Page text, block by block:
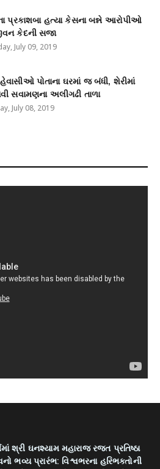
પ્રકાશબા હત્યા કેસના બન્ને આરોપીઓ
કેદની સજા
July 09, 2019
પોતાના ઘરમાં જ બંધી, શેરીમાં
સવામણના અલીગઢી તાળા
July 08, 2019
શ્રી ઘનશ્યામ મહારાજ રજત પ્રતિષ્ઠા
ભવ્ય પ્રારંભ: વિશ્વભરના હરિભક્તોની